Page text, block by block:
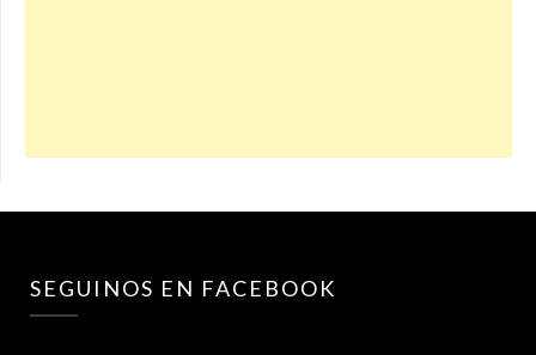
SEGUINOS EN FACEBOOK